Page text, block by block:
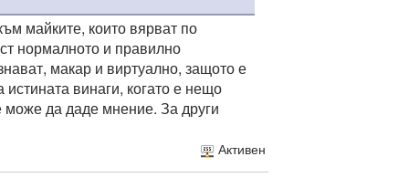
майките, които вярват по
нормалното и правилно
макар и виртуално, защото е
винаги, когато е нещо
може да даде мнение. За други
Активен